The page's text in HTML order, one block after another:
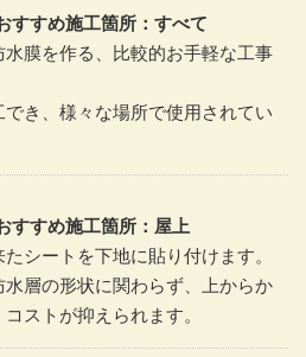
すめ施工箇所：すべて
膜を作る、比較的お手軽な工事
き、様々な場所で使用されてい
すめ施工箇所：屋上
シートを下地に貼り付けます。
層の形状に関わらず、上からか
ストが抑えられます。